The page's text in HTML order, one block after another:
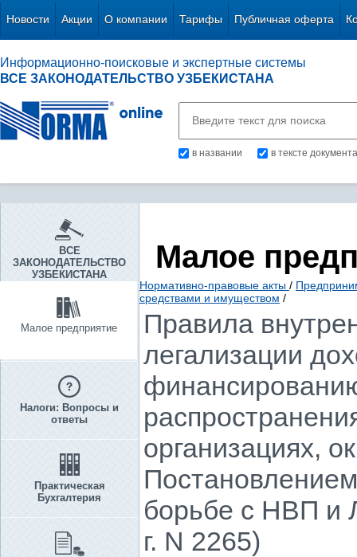
Новости Акции О компании Тарифы Публичная оферта
Информационно-поисковые и экспертные системы
ВСЕ ЗАКОНОДАТЕЛЬСТВО УЗБЕКИСТАНА
в названии в тексте документа
ВСЕ
ЗАКОНОДАТЕЛЬСТВО
УЗБЕКИСТАНА
Малое предприятие
Налоги: Вопросы и
ответы
Практическая
Бухгалтерия
Малое
Нормативно-правовые акты /
средствами и имуществом /
Правила
легализации
организациях,
борьбе с НВП и
г. N 2265)